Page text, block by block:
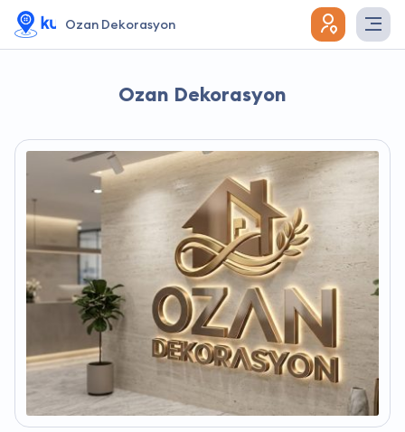
Ozan Dekorasyon
Ozan Dekorasyon